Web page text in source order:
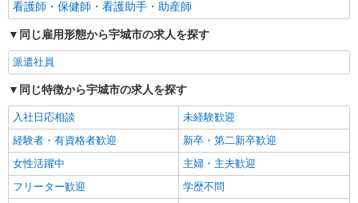
看護師・保健師・看護助手・助産師
同じ雇用形態から宇城市の求人を探す
派遣社員
同じ特徴から宇城市の求人を探す
入社日応相談
未経験歓迎
経験者・有資格者歓迎
新卒・第二新卒歓迎
女性活躍中
主婦・主夫歓迎
フリーター歓迎
学歴不問